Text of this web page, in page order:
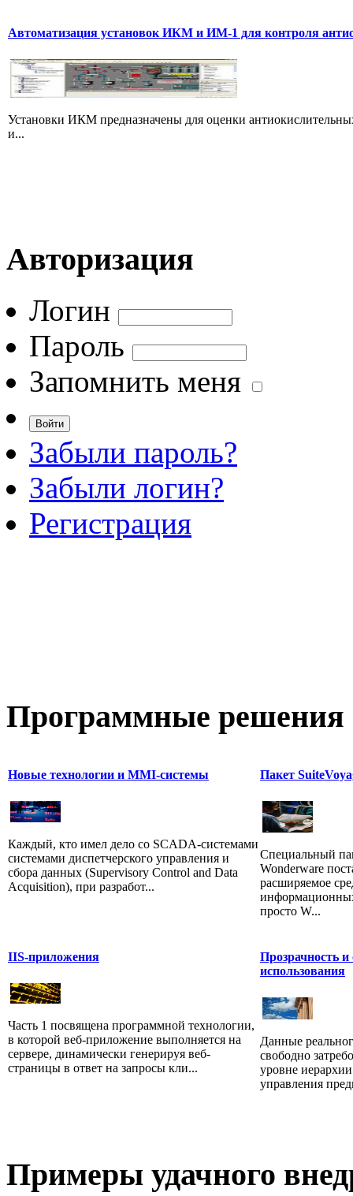
Автоматизация установок ИКМ и ИМ-1 для контроля
Установки ИКМ предназначены для оценки
и...
Авторизация
Логин
Пароль
Запомнить меня
Забыли пароль?
Забыли логин?
Регистрация
Программные решения
Новые технологии и MMI-системы
Каждый, кто имел дело со SCADA-системами
системами диспетчерского управления и
сбора данных (Supervisory Control and Data
Acquisition), при разработ...
Пакет
Специальный
Wonderware
расширяемое
просто W...
IIS-приложения
Часть 1 посвящена программной технологии,
в которой веб-приложение выполняется на
сервере, динамически генерируя веб-
страницы в ответ на запросы кли...
Прозрачность
использования
Данные
свободно
уровне
управления
Примеры удачного